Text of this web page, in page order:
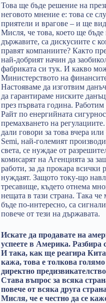
Това ще бъде решение на
неговото мнение е: това се
приятели и врагове – и ще
Мисля, че това, което ще
държавите, са дискусиите с
правят компаниите? Както
най-добрият начин да
фабриката си тук. И какво
Министерството на
Настояваме да изготвим
да гарантираме ниските
през първата година.
Райт по енергийната
премахването на
дали говори за това вчера
Semi, най-големият
света, се нуждае от
комисарят на Агенцията за
работи, за да прокара всички
нуждаят. Защото току-що
тресавище, където отнема
нещата в тази страна. Така
бъде по-интересно, са
повече от тези на държавата.
Искате да продавате на
успеете в Америка. Разбира
И така, как ще реагира
кажа, това е толкова
директно
Става въпрос за всяка
повече от всяка друга
Мисля, че е честно да се